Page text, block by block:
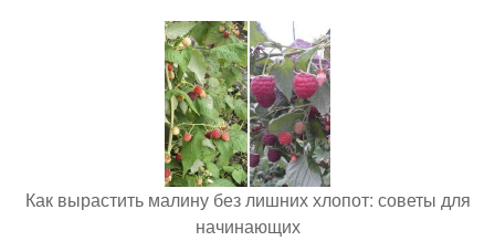
Как вырастить малину без лишних хлопот: советы для
начинающих